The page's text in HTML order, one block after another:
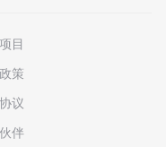
目
策
议
伴